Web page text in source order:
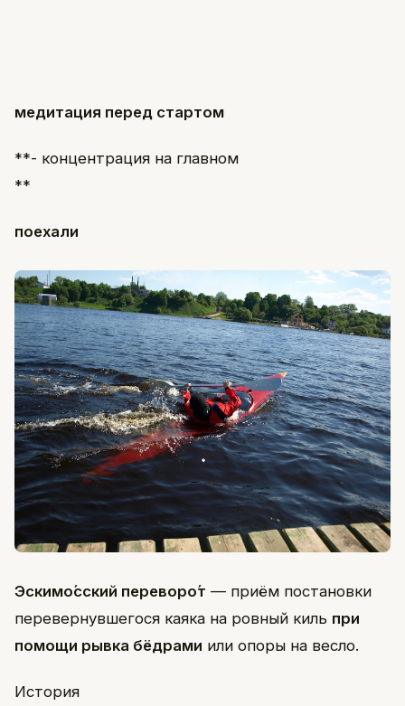
медитация перед стартом
**- концентрация на главном
**
поехали
Эскимо́сский переворо́т — приём постановки
перевернувшегося каяка на ровный киль при
помощи рывка бёдрами или опоры на весло.
История